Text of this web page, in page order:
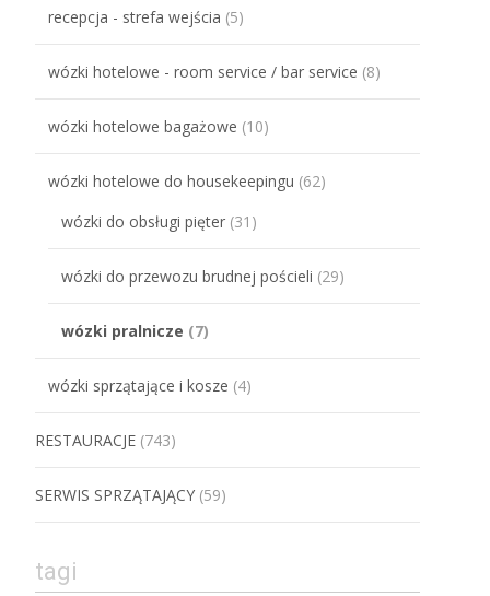
recepcja - strefa wejścia (5)
wózki hotelowe - room service / bar service (8)
wózki hotelowe bagażowe (10)
wózki hotelowe do housekeepingu (62)
wózki do obsługi pięter (31)
wózki do przewozu brudnej pościeli (29)
wózki pralnicze (7)
wózki sprzątające i kosze (4)
RESTAURACJE (743)
SERWIS SPRZĄTAJĄCY (59)
tagi